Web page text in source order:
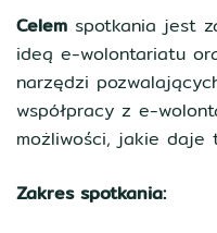
Celem spotkania jest
ideą e-wolontariatu
narzędzi
współpracy z e-
możliwości, jakie daje
Zakres spotkania: